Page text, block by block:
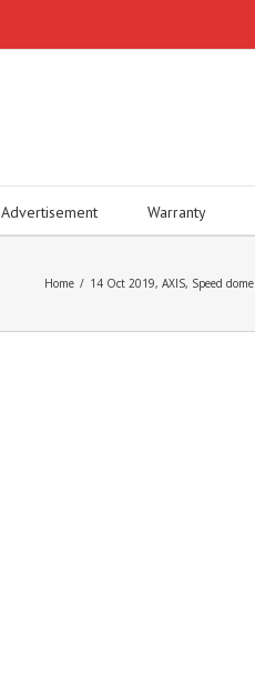
Advertisement Warranty
Home / 14 Oct 2019, AXIS, Speed dome